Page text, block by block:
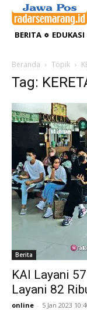
BERITA EDUKASI
Beranda Topik
Tag:
Berita
KAI Layani
Layani 82
online - 5 Jan 2023